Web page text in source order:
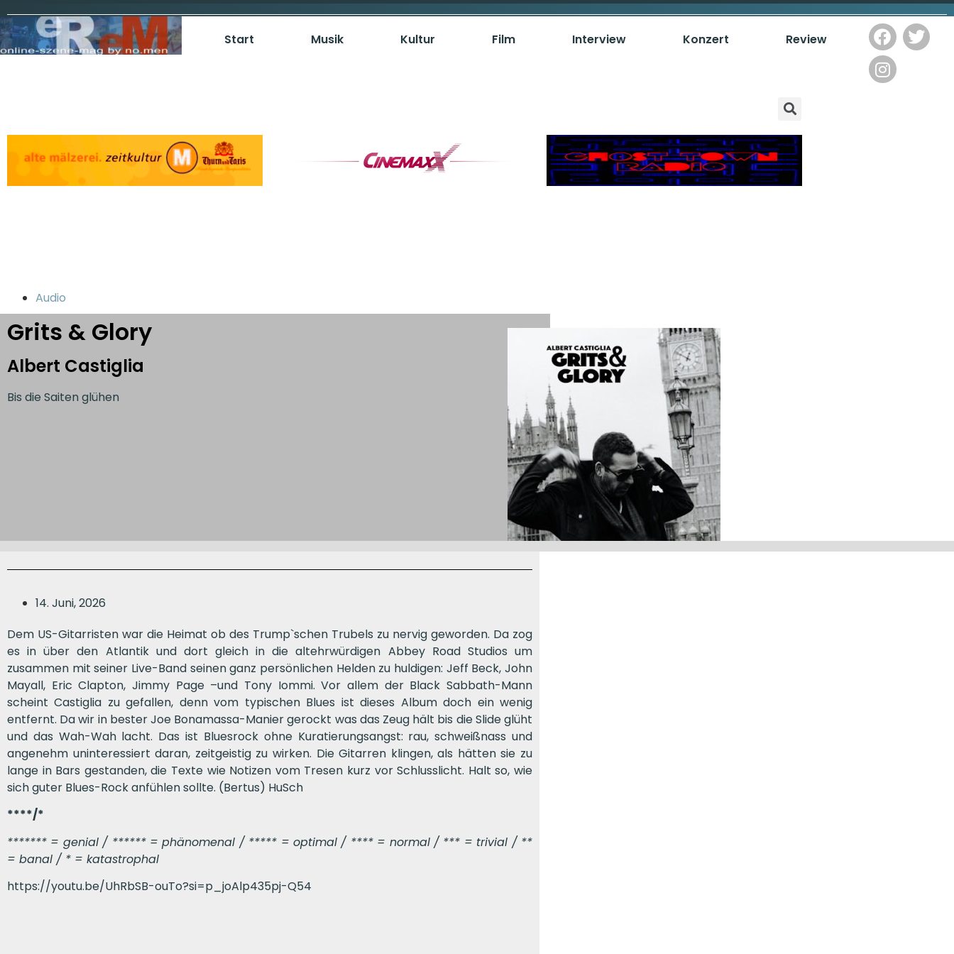
Start Musik Kultur Film Interview Konzert Review
Audio
Grits & Glory
Albert Castiglia
Bis die Saiten glühen
14. Juni, 2026
Dem US-Gitarristen war die Heimat ob des Trump`schen Trubels zu nervig geworden. Da zog
es in über den Atlantik und dort gleich in die altehrwürdigen Abbey Road Studios um
zusammen mit seiner Live-Band seinen ganz persönlichen Helden zu huldigen: Jeff Beck, John
Mayall, Eric Clapton, Jimmy Page –und Tony Iommi. Vor allem der Black Sabbath-Mann
scheint Castiglia zu gefallen, denn vom typischen Blues ist dieses Album doch ein wenig
entfernt. Da wir in bester Joe Bonamassa-Manier gerockt was das Zeug hält bis die Slide glüht
und das Wah-Wah lacht. Das ist Bluesrock ohne Kuratierungsangst: rau, schweißnass und
angenehm uninteressiert daran, zeitgeistig zu wirken. Die Gitarren klingen, als hätten sie zu
lange in Bars gestanden, die Texte wie Notizen vom Tresen kurz vor Schlusslicht. Halt so, wie
sich guter Blues-Rock anfühlen sollte. (Bertus) HuSch
****/*
******* = genial / ****** = phänomenal / ***** = optimal / **** = normal / *** = trivial / **
= banal / * = katastrophal
https://youtu.be/UhRbSB-ouTo?si=p_joAlp435pj-Q54